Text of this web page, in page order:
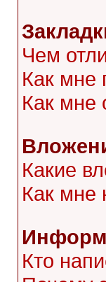
Чем
Как мне
Как мне
Какие
Как мне
Кто